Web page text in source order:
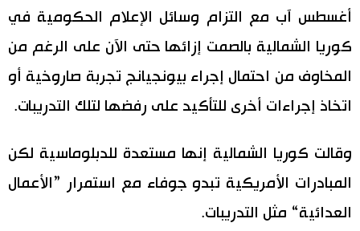
أغسطس آب مع التزام وسائل الإعلام الحكومية في
كوريا الشمالية بالصمت إزائها حتى الآن على الرغم من
المخاوف من احتمال إجراء بيونجيانج تجربة صاروخية أو
اتخاذ إجراءات أخرى للتأكيد على رفضها لتلك التدريبات.
وقالت كوريا الشمالية إنها مستعدة للدبلوماسية لكن
المبادرات الأمريكية تبدو جوفاء مع استمرار ”الأعمال
العدائية“ مثل التدريبات.